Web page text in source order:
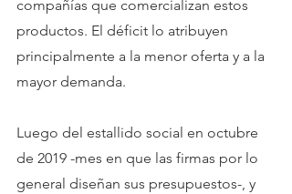
compañías que comercializan estos
productos. El déficit lo atribuyen
principalmente a la menor oferta y a la
mayor demanda.
Luego del estallido social en octubre
de 2019 -mes en que las firmas por lo
general diseñan sus presupuestos-, y